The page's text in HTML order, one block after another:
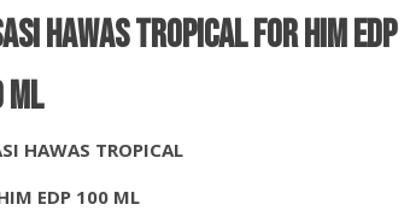
HAWAS TROPICAL FOR HIM EDP
Ml
HAWAS TROPICAL
EDP 100 ML